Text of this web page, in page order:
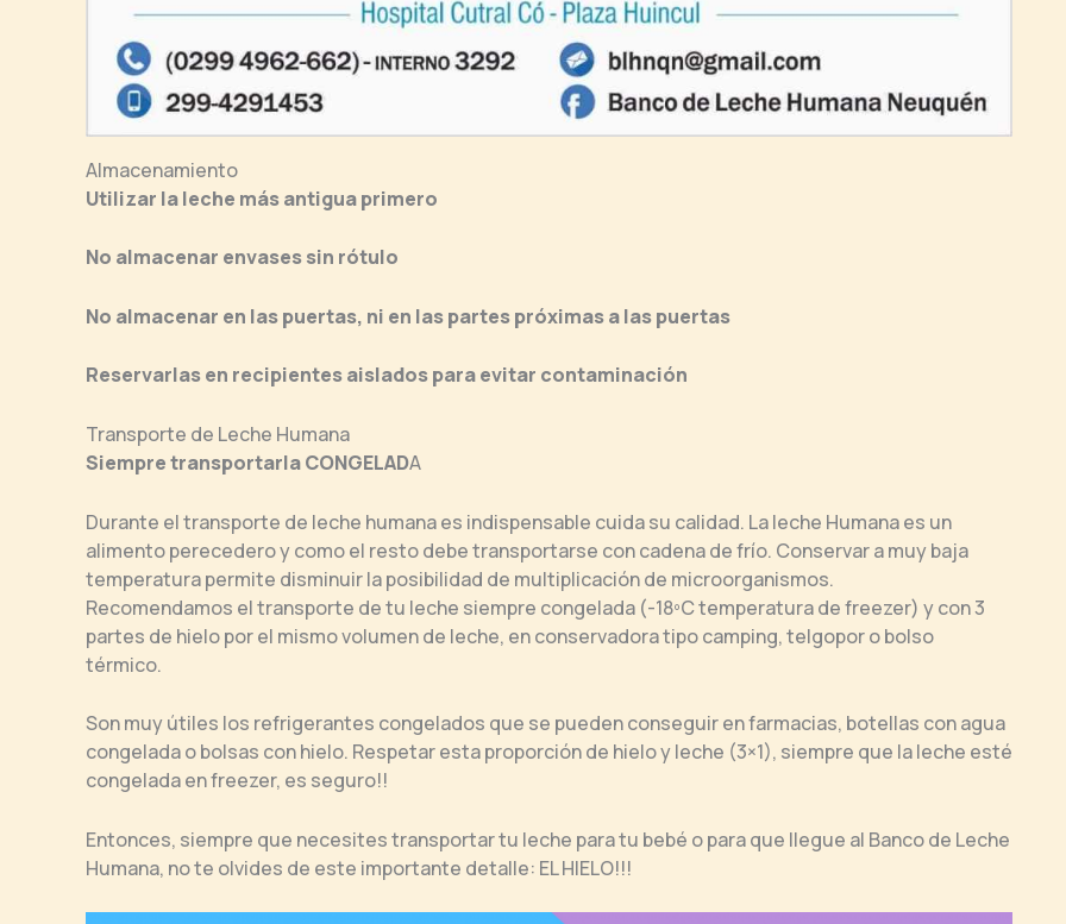
Almacenamiento
Utilizar la leche más antigua primero
No almacenar envases sin rótulo
No almacenar en las puertas, ni en las partes próximas a las puertas
Reservarlas en recipientes aislados para evitar contaminación
Transporte de Leche Humana
Siempre transportarla CONGELADA
Durante el transporte de leche humana es indispensable cuida su calidad. La leche Humana es un
alimento perecedero y como el resto debe transportarse con cadena de frío. Conservar a muy baja
temperatura permite disminuir la posibilidad de multiplicación de microorganismos.
Recomendamos el transporte de tu leche siempre congelada (-18ºC temperatura de freezer) y con 3
partes de hielo por el mismo volumen de leche, en conservadora tipo camping, telgopor o bolso
térmico.
Son muy útiles los refrigerantes congelados que se pueden conseguir en farmacias, botellas con agua
congelada o bolsas con hielo. Respetar esta proporción de hielo y leche (3×1), siempre que la leche esté
congelada en freezer, es seguro!!
Entonces, siempre que necesites transportar tu leche para tu bebé o para que llegue al Banco de Leche
Humana, no te olvides de este importante detalle: EL HIELO!!!